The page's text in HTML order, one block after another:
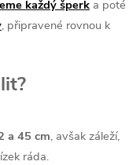
každý šperk a poté
, připravené rovnou k
a 45 cm, avšak záleží,
ráda.